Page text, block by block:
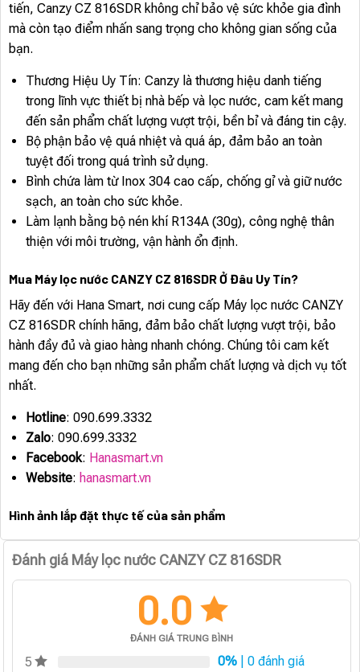
tiến, Canzy CZ 816SDR không chỉ bảo vệ sức khỏe gia đình
mà còn tạo điểm nhấn sang trọng cho không gian sống của
bạn.
Thương Hiệu Uy Tín: Canzy là thương hiệu danh tiếng
trong lĩnh vực thiết bị nhà bếp và lọc nước, cam kết mang
đến sản phẩm chất lượng vượt trội, bền bỉ và đáng tin cậy.
Bộ phận bảo vệ quá nhiệt và quá áp, đảm bảo an toàn
tuyệt đối trong quá trình sử dụng.
Bình chứa làm từ Inox 304 cao cấp, chống gỉ và giữ nước
sạch, an toàn cho sức khỏe.
Làm lạnh bằng bộ nén khí R134A (30g), công nghệ thân
thiện với môi trường, vận hành ổn định.
Mua Máy lọc nước CANZY CZ 816SDR Ở Đâu Uy Tín?
Hãy đến với Hana Smart, nơi cung cấp Máy lọc nước CANZY
CZ 816SDR chính hãng, đảm bảo chất lượng vượt trội, bảo
hành đầy đủ và giao hàng nhanh chóng. Chúng tôi cam kết
mang đến cho bạn những sản phẩm chất lượng và dịch vụ tốt
nhất.
Hotline: 090.699.3332
Zalo: 090.699.3332
Facebook: Hanasmart.vn
Website: hanasmart.vn
Hình ảnh lắp đặt thực tế của sản phẩm
Đánh giá Máy lọc nước CANZY CZ 816SDR
0.0
ĐÁNH GIÁ TRUNG BÌNH
5 0% | 0 đánh giá